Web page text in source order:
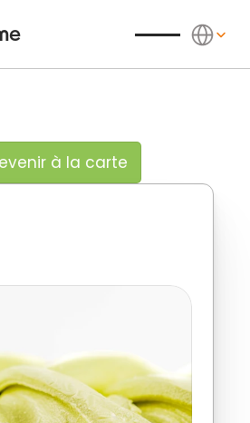
à la carte
et vibrant du